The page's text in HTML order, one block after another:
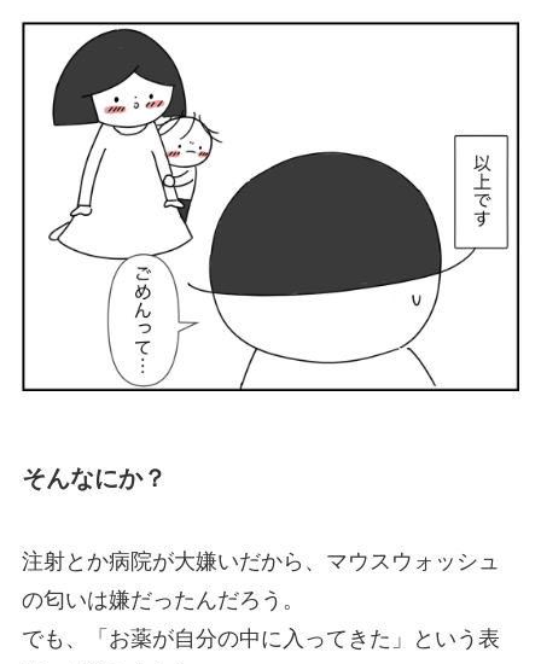
そんなにか？
注射とか病院が大嫌いだから、マウスウォッシュ
の匂いは嫌だったんだろう。
でも、「お薬が自分の中に入ってきた」という表